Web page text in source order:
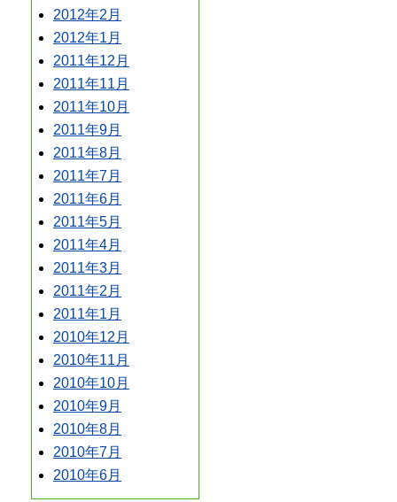
2012年2月
2012年1月
2011年12月
2011年11月
2011年10月
2011年9月
2011年8月
2011年7月
2011年6月
2011年5月
2011年4月
2011年3月
2011年2月
2011年1月
2010年12月
2010年11月
2010年10月
2010年9月
2010年8月
2010年7月
2010年6月